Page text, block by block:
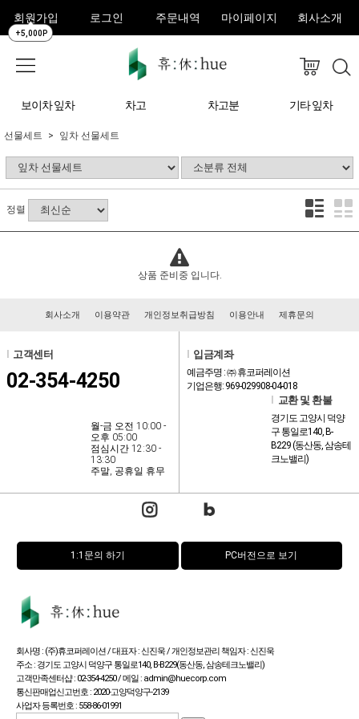
회원가입
+5,000P
로그인 주문내역 마이페이지 회사소개
보이차 잎차 차고 차고분 기타 잎차
선물세트 잎차 선물세트
정렬
상품 준비중 입니다.
회사소개 이용약관 개인정보취급방침 이용안내 제휴문의
고객센터
02-354-4250
월-금 오전 10:00 -
오후 05:00
점심시간 12:30 -
13:30
주말, 공휴일 휴무
입금계좌
예금주명 : ㈜ 휴코퍼레이션
기업은행: 969-029908-04-018
교환 및 환불
경기도 고양시 덕양
구 통일로140, B-
B229 (동산동, 삼송테
크노밸리)
1:1문의 하기 PC버전으로 보기
회사명 : (주)휴코퍼레이션 / 대표자 : 신진욱 / 개인정보관리 책임자 : 신진욱
주소 : 경기도 고양시 덕양구 통일로140, B-B229(동산동, 삼송테크노밸리)
고객만족센터샵 : 02-354-4250 / 메일 : admin@huecorp.com
통신판매업신고번호 : 2020-고양덕양구-2139
사업자 등록번호 : 558-86-01991